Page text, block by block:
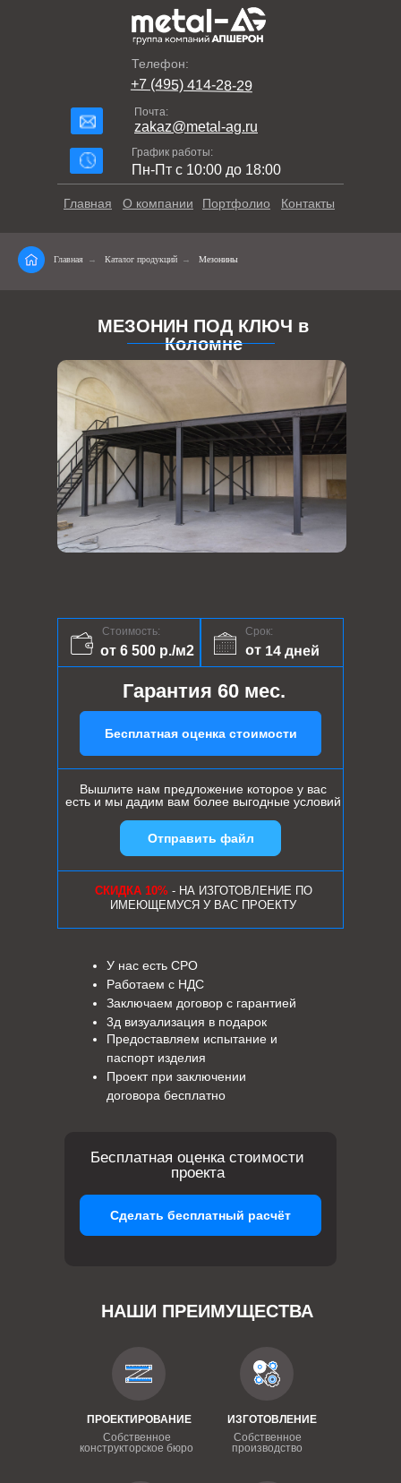
Телефон:
+7 (495) 414-28-29
Почта:
zakaz@metal-ag.ru
График работы:
Пн-Пт с 10:00 до 18:00
Контакты
Портфолио
О компании
Главная
Главная → Каталог продукций → Мезонины
МЕЗОНИН ПОД КЛЮЧ в
Коломне
Срок:
от 14 дней
Стоимость:
от 6 500 р./м2
Гарантия 60 мес.
Бесплатная оценка стоимости
Вышлите нам предложение которое у вас
есть и мы дадим вам более выгодные условий
СКИДКА 10%- НА ИЗГОТОВЛЕНИЕ ПО
ИМЕЮЩЕМУСЯ У ВАС ПРОЕКТУ
Предоставляем испытание и
паспорт изделия
Проект при заключении
договора бесплатно
У нас есть СРО
Работаем с НДС
Заключаем договор с гарантией
3д визуализация в подарок
Отправить файл
НАШИ ПРЕИМУЩЕСТВА
ПРОЕКТИРОВАНИЕ
Собственное
конструкторское бюро
ИЗГОТОВЛЕНИЕ
Собственное
производство
Бесплатная оценка стоимости
проекта
Сделать бесплатный расчёт